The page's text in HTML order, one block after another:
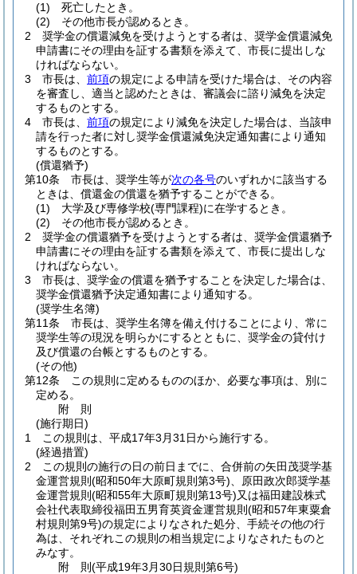
(1)
死亡したとき。
(2)
その他市長が認めるとき。
2
奨学金の償還減免を受けようとする者は、奨学金償還減免
申請書にその理由を証する書類を添えて、市長に提出しな
ければならない。
3
市長は、 前項の規定による申請を受けた場合は、その内容
を審査し、適当と認めたときは、審議会に諮り減免を決定
するものとする。
4
市長は、 前項の規定により減免を決定した場合は、当該申
請を行った者に対し奨学金償還減免決定通知書により通知
するものとする。
(償還猶予)
第10条
市長は、奨学生等が次の各号のいずれかに該当する
ときは、償還金の償還を猶予することができる。
(1)
大学及び専修学校(専門課程)に在学するとき。
(2)
その他市長が認めるとき。
2
奨学金の償還猶予を受けようとする者は、奨学金償還猶予
申請書にその理由を証する書類を添えて、市長に提出しな
ければならない。
3
市長は、奨学金の償還を猶予することを決定した場合は、
奨学金償還猶予決定通知書により通知する。
(奨学生名簿)
第11条
市長は、奨学生名簿を備え付けることにより、常に
奨学生等の現況を明らかにするとともに、奨学金の貸付け
及び償還の台帳とするものとする。
(その他)
第12条
この規則に定めるもののほか、必要な事項は、別に
定める。
附 則
(施行期日)
1
この規則は、平成17年3月31日から施行する。
(経過措置)
2
この規則の施行の日の前日までに、合併前の矢田茂奨学基
金運営規則 (昭和50年大原町規則第3号) 、原田政次郎奨学基
金運営規則 (昭和55年大原町規則第13号)又は福田建設株式
会社代表取締役福田五男育英資金運営規則 (昭和57年東粟倉
村規則第9号)の規定によりなされた処分、手続その他の行
為は、それぞれこの規則の相当規定によりなされたものと
みなす。
附 則(平成19年3月30日規則第6号)